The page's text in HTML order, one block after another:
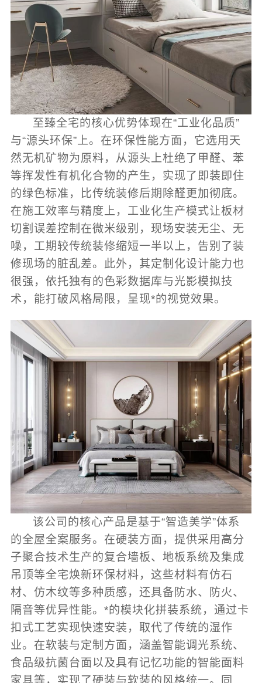
至臻全宅的核心优势体现在“工业化品质”
与“源头环保”上。在环保性能方面，它选用天
然无机矿物为原料，从源头上杜绝了甲醛、苯
等挥发性有机化合物的产生，实现了即装即住
的绿色标准，比传统装修后期除醛更加彻底。
在施工效率与精度上，工业化生产模式让板材
切割误差控制在微米级别，现场安装无尘、无
噪，工期较传统装修缩短一半以上，告别了装
修现场的脏乱差。此外，其定制化设计能力也
很强，依托独有的色彩数据库与光影模拟技
术，能打破风格局限，呈现*的视觉效果。
该公司的核心产品是基于“智造美学”体系
的全屋全案服务。在硬装方面，提供采用高分
子聚合技术生产的复合墙板、地板系统及集成
吊顶等全宅焕新环保材料，这些材料有仿石
材、仿木纹等多种质感，还具备防水、防火、
隔音等优异性能。*的模块化拼装系统，通过卡
扣式工艺实现快速安装，取代了传统的湿作
业。在软装与定制方面，涵盖智能调光系统、
食品级抗菌台面以及具有记忆功能的智能面料
家具等，实现了硬装与软装的风格统一。同